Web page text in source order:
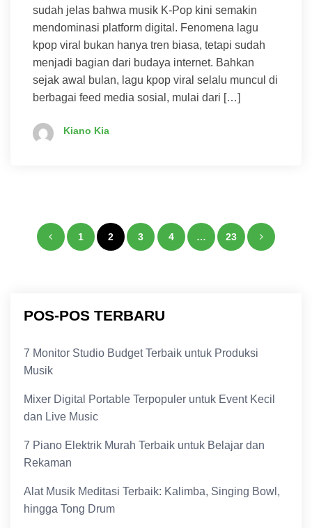
sudah jelas bahwa musik K-Pop kini semakin
mendominasi platform digital. Fenomena lagu
kpop viral bukan hanya tren biasa, tetapi sudah
menjadi bagian dari budaya internet. Bahkan
sejak awal bulan, lagu kpop viral selalu muncul di
berbagai feed media sosial, mulai dari […]
Kiano Kia
Paginasi
1 2 3 4 … 23
POS-POS TERBARU
7 Monitor Studio Budget Terbaik untuk Produksi
Musik
Mixer Digital Portable Terpopuler untuk Event Kecil
dan Live Music
7 Piano Elektrik Murah Terbaik untuk Belajar dan
Rekaman
Alat Musik Meditasi Terbaik: Kalimba, Singing Bowl,
hingga Tong Drum